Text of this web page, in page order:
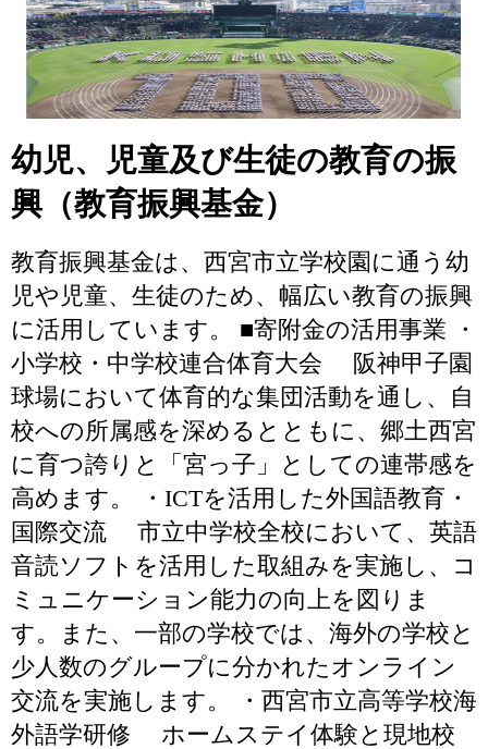
幼児、児童及び生徒の教育の振
興（教育振興基金）
教育振興基金は、西宮市立学校園に通う幼
児や児童、生徒のため、幅広い教育の振興
に活用しています。 ■寄附金の活用事業 ・
小学校・中学校連合体育大会 阪神甲子園
球場において体育的な集団活動を通し、自
校への所属感を深めるとともに、郷土西宮
に育つ誇りと「宮っ子」としての連帯感を
高めます。 ・ICTを活用した外国語教育・
国際交流 市立中学校全校において、英語
音読ソフトを活用した取組みを実施し、コ
ミュニケーション能力の向上を図りま
す。また、一部の学校では、海外の学校と
少人数のグループに分かれたオンライン
交流を実施します。 ・西宮市立高等学校海
外語学研修 ホームステイ体験と現地校